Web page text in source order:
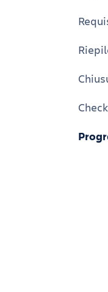
Crea
dei
con